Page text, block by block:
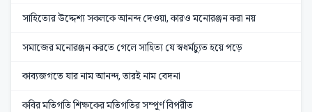
সাহিত্যের উদ্দেশ্য সকলকে আনন্দ দেওয়া, কারও মনোরঞ্জন করা নয়
সমাজের মনোরঞ্জন করতে গেলে সাহিত্য যে স্বধর্মচ্যুত হয়ে পড়ে
কাব্যজগতে যার নাম আনন্দ, তারই নাম বেদনা
কবির মতিগতি শিক্ষকের মতিগতির সম্পূর্ণ বিপরীত